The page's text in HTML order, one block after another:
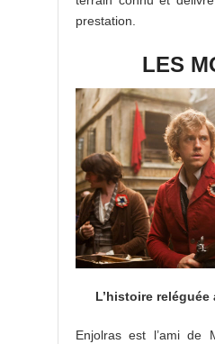
prestation.
LES
L’histoire
Enjolras est l’ami de